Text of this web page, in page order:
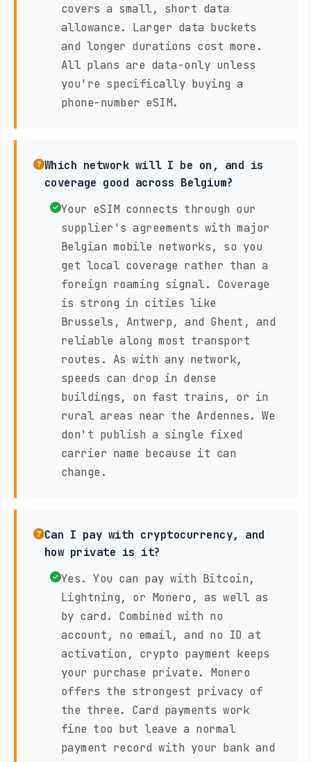
covers a small, short data
allowance. Larger data buckets
and longer durations cost more.
All plans are data-only unless
you're specifically buying a
phone-number eSIM.
Which network will I be on, and is
coverage good across Belgium?
Your eSIM connects through our
supplier's agreements with major
Belgian mobile networks, so you
get local coverage rather than a
foreign roaming signal. Coverage
is strong in cities like
Brussels, Antwerp, and Ghent, and
reliable along most transport
routes. As with any network,
speeds can drop in dense
buildings, on fast trains, or in
rural areas near the Ardennes. We
don't publish a single fixed
carrier name because it can
change.
Can I pay with cryptocurrency, and
how private is it?
Yes. You can pay with Bitcoin,
Lightning, or Monero, as well as
by card. Combined with no
account, no email, and no ID at
activation, crypto payment keeps
your purchase private. Monero
offers the strongest privacy of
the three. Card payments work
fine too but leave a normal
payment record with your bank and